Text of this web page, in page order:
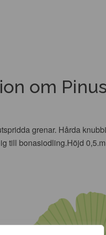
om Pinus
grenar. Hårda
till bonasiodling.Höjd